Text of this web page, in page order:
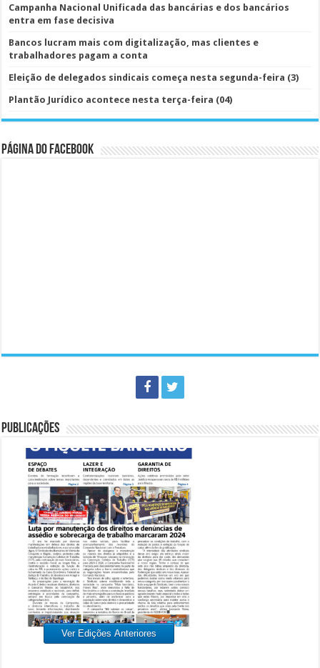
Campanha Nacional Unificada das bancárias e dos bancários
entra em fase decisiva
Bancos lucram mais com digitalização, mas clientes e
trabalhadores pagam a conta
Eleição de delegados sindicais começa nesta segunda-feira (3)
Plantão Jurídico acontece nesta terça-feira (04)
Página do Facebook
PUBLICAÇÕES
Ver Edições Anteriores